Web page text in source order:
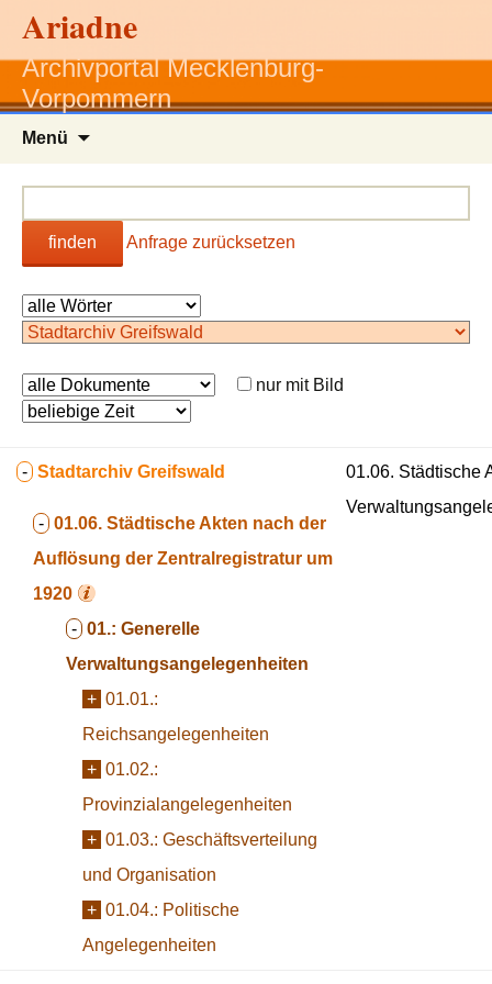
Ariadne
Archivportal Mecklenburg-
Vorpommern
Menü
finden Anfrage zurücksetzen
nur mit Bild
- Stadtarchiv Greifswald
- 01.06. Städtische Akten nach der
Auflösung der Zentralregistratur um
1920
- 01.: Generelle
Verwaltungsangelegenheiten
+ 01.01.:
Reichsangelegenheiten
+ 01.02.:
Provinzialangelegenheiten
+ 01.03.: Geschäftsverteilung
und Organisation
+ 01.04.: Politische
Angelegenheiten
01.06. Städtische